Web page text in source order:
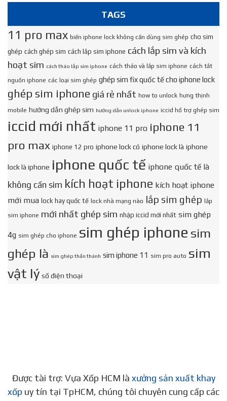
TAGS
11 pro max biến iphone lock không cần dùng sim ghép cho sim
ghép cách ghép sim cách lắp sim iphone cách lắp sim và kích
hoạt sim cách tháo lắp sim iphone cách tháo và lắp sim iphone cách tắt
nguồn iphone các loại sim ghép ghép sim fix quốc tế cho iphone lock
ghép sim iphone giá rẻ nhất how to unlock hưng thịnh
mobile hướng dẫn ghép sim hướng dẫn unlock iphone iccid hổ trợ ghép sim
iccid mới nhất iphone 11 pro iphone 11
pro max iphone 12 pro iphone lock có iphone lock là iphone
lock là iphone iphone quốc tế iphone quốc tế là
không cần sim kích hoạt iphone kích hoạt iphone
mới mua lock hay quốc tế lock nhà mạng nào lắp sim ghép lắp
sim iphone mới nhất ghép sim nhập iccid mới nhất sim ghép
4g sim ghép cho iphone sim ghép iphone sim
ghép là sim ghép thần thánh sim iphone 11 sim pro auto sim
vật lý số điện thoại
Được tài trợ: Vựa Xốp HCM là xưởng sản xuất khay
xốp uy tín tại TpHCM, chúng tôi chuyên cung cấp các